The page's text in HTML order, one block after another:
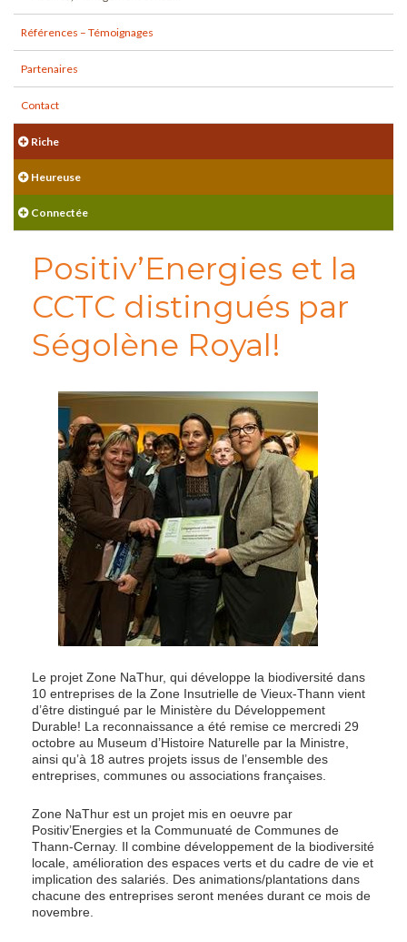
Références – Témoignages
Partenaires
Contact
Riche
Heureuse
Connectée
Positiv’Energies et la
CCTC distingués par
Ségolène Royal!
Le projet Zone NaThur, qui développe la biodiversité dans
10 entreprises de la Zone Insutrielle de Vieux-Thann vient
d’être distingué par le Ministère du Développement
Durable! La reconnaissance a été remise ce mercredi 29
octobre au Museum d’Histoire Naturelle par la Ministre,
ainsi qu’à 18 autres projets issus de l’ensemble des
entreprises, communes ou associations françaises.
Zone NaThur est un projet mis en oeuvre par
Positiv’Energies et la Communuaté de Communes de
Thann-Cernay. Il combine développement de la biodiversité
locale, amélioration des espaces verts et du cadre de vie et
implication des salariés. Des animations/plantations dans
chacune des entreprises seront menées durant ce mois de
novembre.